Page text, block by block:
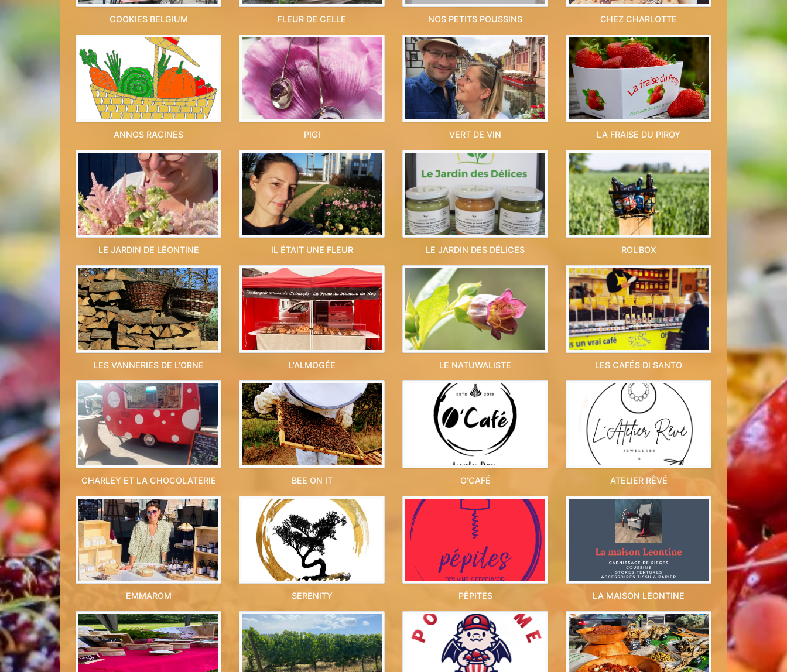
COOKIES BELGIUM FLEUR DE CELLE NOS PETITS POUSSINS CHEZ CHARLOTTE
ANNOS RACINES PIGI VERT DE VIN LA FRAISE DU PIROY
LE JARDIN DE LÉONTINE IL ÉTAIT UNE FLEUR LE JARDIN DES DÉLICES ROL'BOX
LES VANNERIES DE L'ORNE L'ALMOGÉE LE NATUWALISTE LES CAFÉS DI SANTO
CHARLEY ET LA CHOCOLATERIE BEE ON IT O'CAFÉ ATELIER RÊVÉ
EMMAROM SERENITY PÉPITES LA MAISON LEONTINE